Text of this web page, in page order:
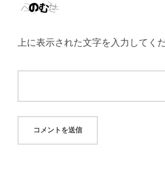
上に表示された文字を入力してく